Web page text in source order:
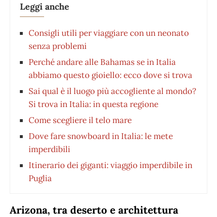
Leggi anche
Consigli utili per viaggiare con un neonato
senza problemi
Perché andare alle Bahamas se in Italia
abbiamo questo gioiello: ecco dove si trova
Sai qual è il luogo più accogliente al mondo?
Si trova in Italia: in questa regione
Come scegliere il telo mare
Dove fare snowboard in Italia: le mete
imperdibili
Itinerario dei giganti: viaggio imperdibile in
Puglia
Arizona, tra deserto e architettura